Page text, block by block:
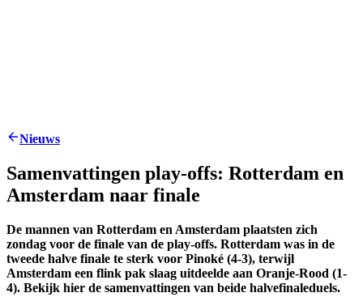
Nieuws
Samenvattingen play-offs: Rotterdam en
Amsterdam naar finale
De mannen van Rotterdam en Amsterdam plaatsten zich
zondag voor de finale van de play-offs. Rotterdam was in de
tweede halve finale te sterk voor Pinoké (4-3), terwijl
Amsterdam een flink pak slaag uitdeelde aan Oranje-Rood (1-
4). Bekijk hier de samenvattingen van beide halvefinaleduels.